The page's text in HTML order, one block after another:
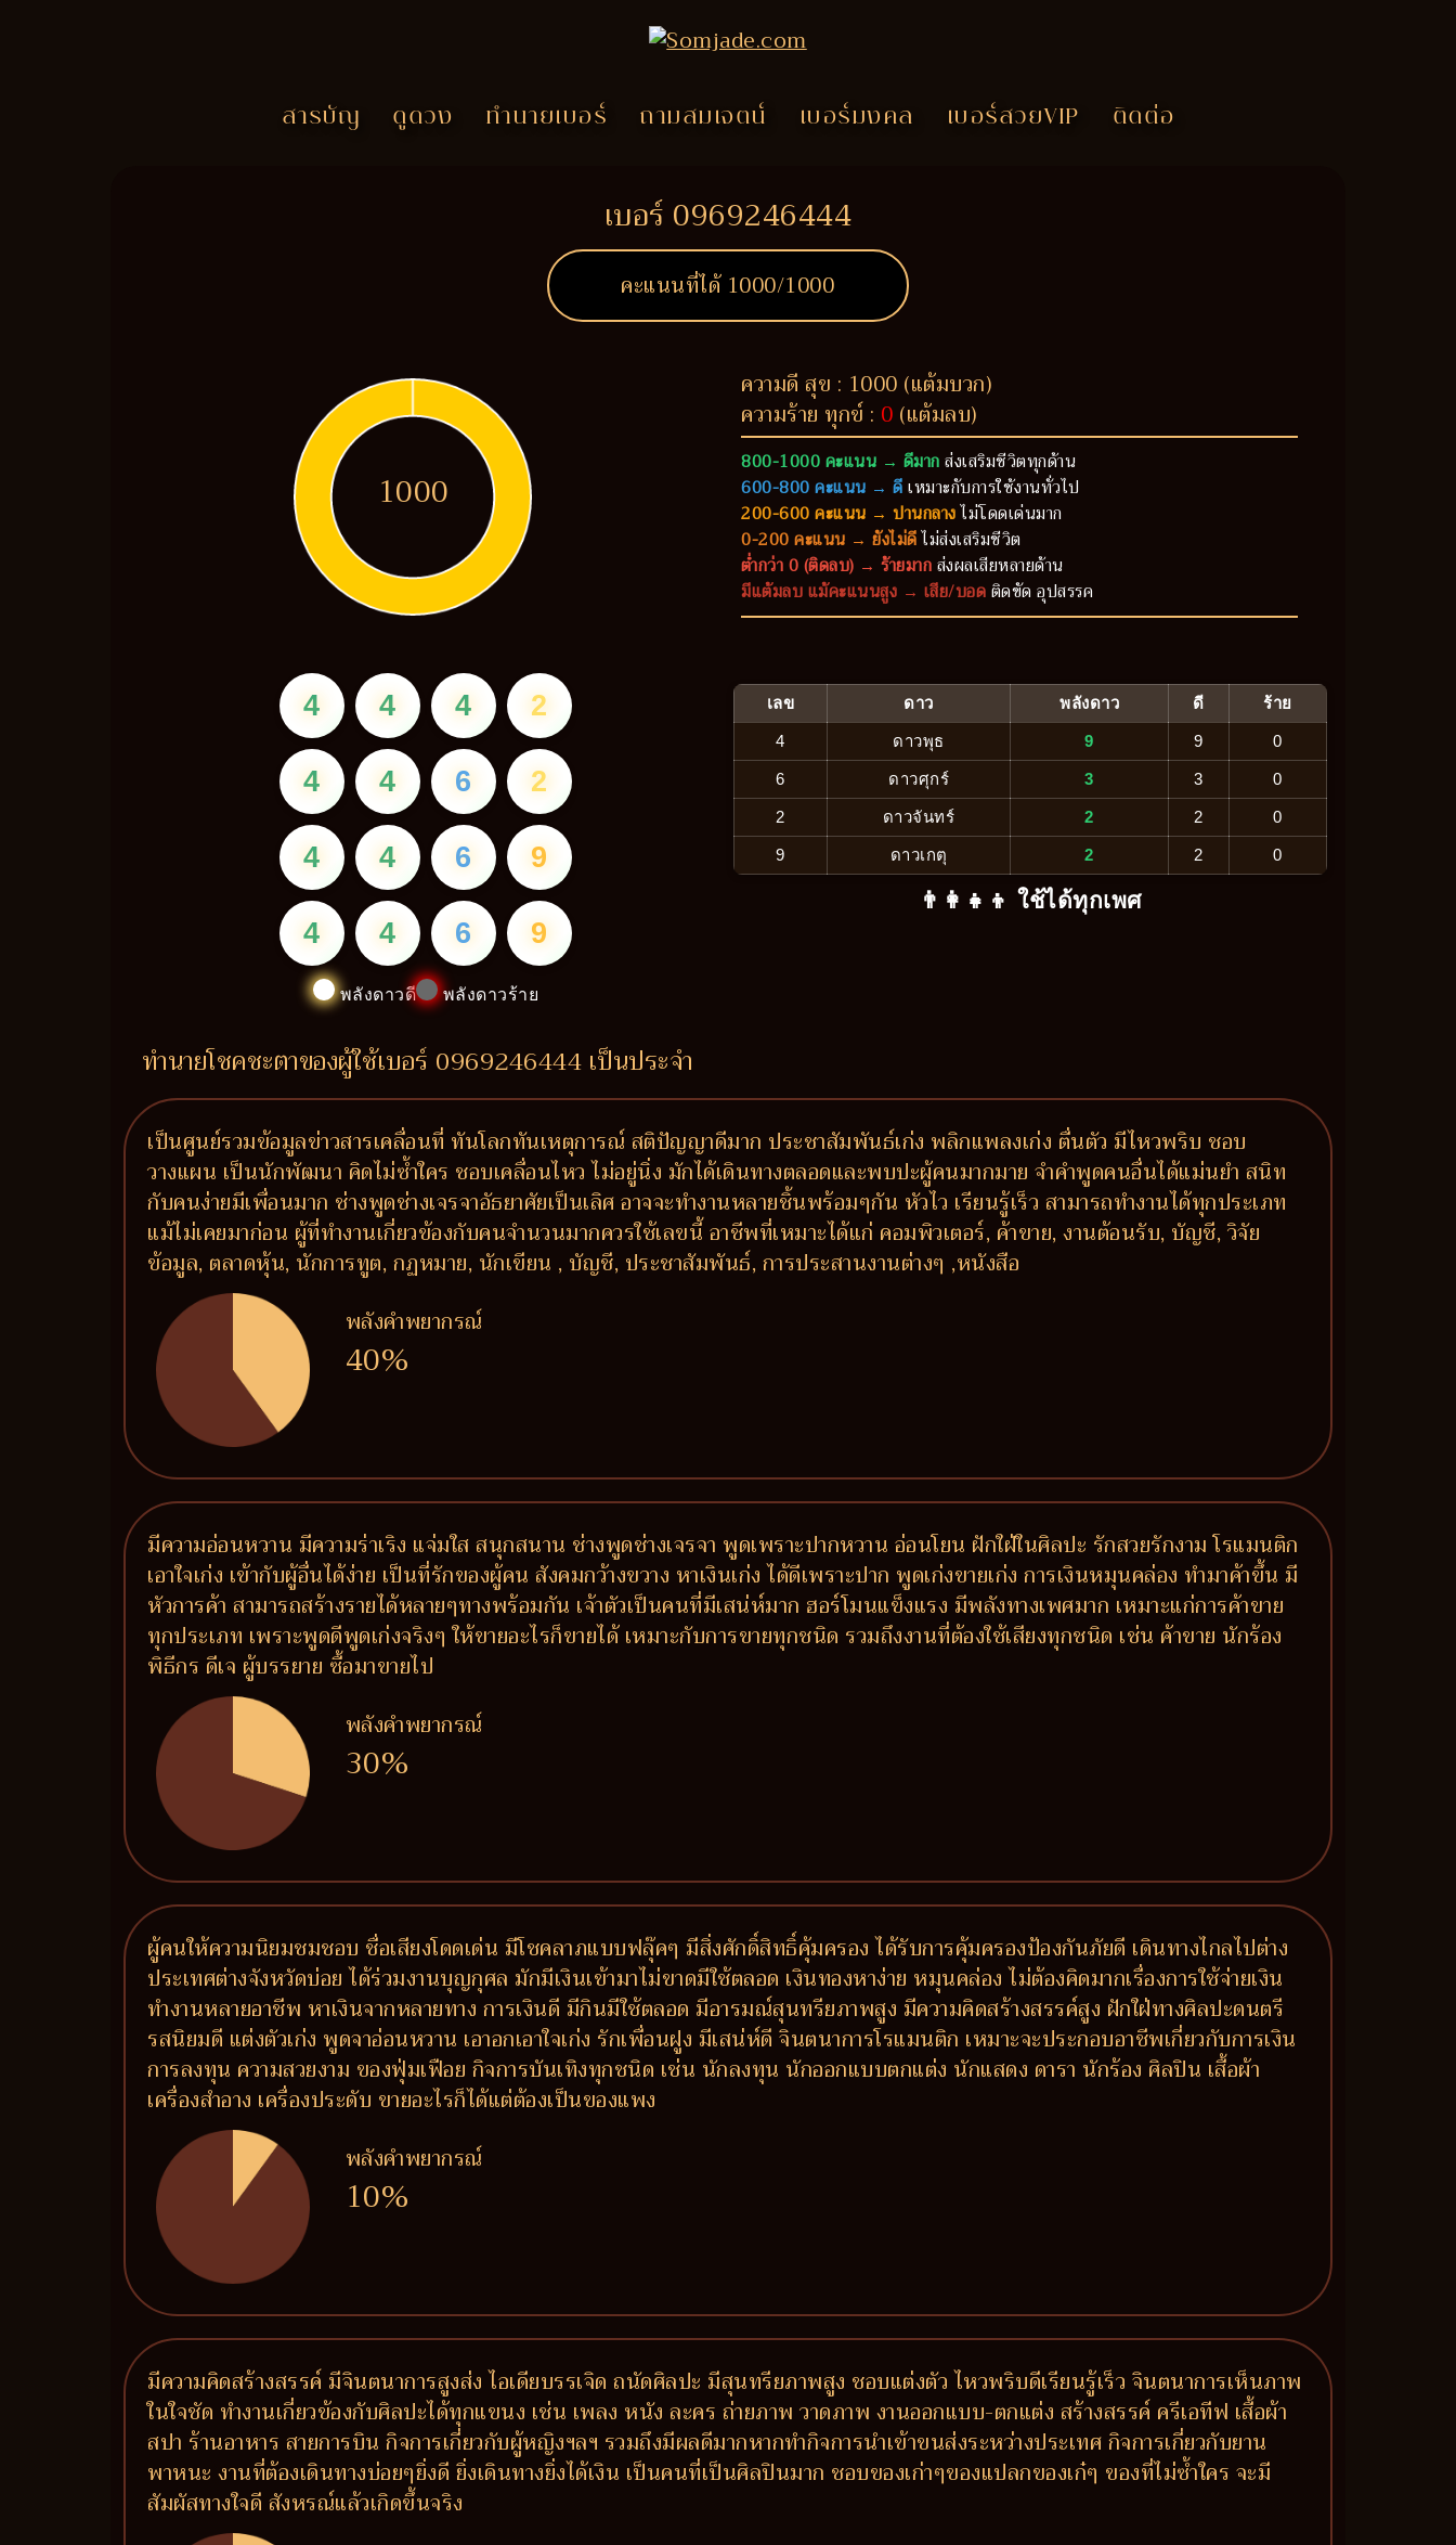
สารบัญ ดูดวง ทำนายเบอร์ ถามสมเจตน์ เบอร์มงคล เบอร์สวยVIP ติดต่อ
เบอร์ 0969246444
คะแนนที่ได้ 1000/1000
1000
ความดี สุข : 1000 (แต้มบวก)
ความร้าย ทุกข์ : 0 (แต้มลบ)
800-1000 คะแนน → ดีมากส่งเสริมชีวิตทุกด้าน
600-800 คะแนน → ดีเหมาะกับการใช้งานทั่วไป
200-600 คะแนน → ปานกลางไม่โดดเด่นมาก
0-200 คะแนน → ยังไม่ดีไม่ส่งเสริมชีวิต
ต่ำกว่า 0 (ติดลบ) → ร้ายมากส่งผลเสียหลายด้าน
มีแต้มลบ แม้คะแนนสูง → เสีย/บอดติดขัด อุปสรรค
4 4 4 2
4 4 6 2
4 4 6 9
4 4 6 9
พลังดาวดี พลังดาวร้าย
เลข ดาว พลังดาว ดี ร้าย
4 ดาวพุธ 9 9 0
6 ดาวศุกร์ 3 3 0
2 ดาวจันทร์ 2 2 0
9 ดาวเกตุ 2 2 0
👨‍👩‍👧‍👦 ใช้ได้ทุกเพศ
ทำนายโชคชะตาของผู้ใช้เบอร์ 0969246444 เป็นประจำ
เป็นศูนย์รวมข้อมูลข่าวสารเคลื่อนที่ ทันโลกทันเหตุการณ์ สติปัญญาดีมาก ประชาสัมพันธ์เก่ง พลิกแพลงเก่ง ตื่นตัว มีไหวพริบ ชอบ
วางแผน เป็นนักพัฒนา คิดไม่ซ้ำใคร ชอบเคลื่อนไหว ไม่อยู่นิ่ง มักได้เดินทางตลอดและพบปะผู้คนมากมาย จำคำพูดคนอื่นได้แม่นยำ สนิท
กับคนง่ายมีเพื่อนมาก ช่างพูดช่างเจรจาอัธยาศัยเป็นเลิศ อาจจะทำงานหลายชิ้นพร้อมๆกัน หัวไว เรียนรู้เร็ว สามารถทำงานได้ทุกประเภท
แม้ไม่เคยมาก่อน ผู้ที่ทำงานเกี่ยวข้องกับคนจำนวนมากควรใช้เลขนี้ อาชีพที่เหมาะได้แก่ คอมพิวเตอร์, ค้าขาย, งานต้อนรับ, บัญชี, วิจัย
ข้อมูล, ตลาดหุ้น, นักการทูต, กฏหมาย, นักเขียน , บัญชี, ประชาสัมพันธ์, การประสานงานต่างๆ ,หนังสือ
พลังคำพยากรณ์
40%
มีความอ่อนหวาน มีความร่าเริง แจ่มใส สนุกสนาน ช่างพูดช่างเจรจา พูดเพราะปากหวาน อ่อนโยน ฝักใฝ่ในศิลปะ รักสวยรักงาม โรแมนติก
เอาใจเก่ง เข้ากับผู้อื่นได้ง่าย เป็นที่รักของผู้คน สังคมกว้างขวาง หาเงินเก่ง ได้ดีเพราะปาก พูดเก่งขายเก่ง การเงินหมุนคล่อง ทำมาค้าขึ้น มี
หัวการค้า สามารถสร้างรายได้หลายๆทางพร้อมกัน เจ้าตัวเป็นคนที่มีเสน่ห์มาก ฮอร์โมนแข็งแรง มีพลังทางเพศมาก เหมาะแก่การค้าขาย
ทุกประเภท เพราะพูดดีพูดเก่งจริงๆ ให้ขายอะไรก็ขายได้ เหมาะกับการขายทุกชนิด รวมถึงงานที่ต้องใช้เสียงทุกชนิด เช่น ค้าขาย นักร้อง
พิธีกร ดีเจ ผู้บรรยาย ซื้อมาขายไป
พลังคำพยากรณ์
30%
ผู้คนให้ความนิยมชมชอบ ชื่อเสียงโดดเด่น มีโชคลาภแบบฟลุ๊คๆ มีสิ่งศักดิ์สิทธิ์คุ้มครอง ได้รับการคุ้มครองป้องกันภัยดี เดินทางไกลไปต่าง
ประเทศต่างจังหวัดบ่อย ได้ร่วมงานบุญกุศล มักมีเงินเข้ามาไม่ขาดมีใช้ตลอด เงินทองหาง่าย หมุนคล่อง ไม่ต้องคิดมากเรื่องการใช้จ่ายเงิน
ทำงานหลายอาชีพ หาเงินจากหลายทาง การเงินดี มีกินมีใช้ตลอด มีอารมณ์สุนทรียภาพสูง มีความคิดสร้างสรรค์สูง ฝักใฝ่ทางศิลปะดนตรี
รสนิยมดี แต่งตัวเก่ง พูดจาอ่อนหวาน เอาอกเอาใจเก่ง รักเพื่อนฝูง มีเสน่ห์ดี จินตนาการโรแมนติก เหมาะจะประกอบอาชีพเกี่ยวกับการเงิน
การลงทุน ความสวยงาม ของฟุ่มเฟือย กิจการบันเทิงทุกชนิด เช่น นักลงทุน นักออกแบบตกแต่ง นักแสดง ดารา นักร้อง ศิลปิน เสื้อผ้า
เครื่องสำอาง เครื่องประดับ ขายอะไรก็ได้แต่ต้องเป็นของแพง
พลังคำพยากรณ์
10%
มีความคิดสร้างสรรค์ มีจินตนาการสูงส่ง ไอเดียบรรเจิด ถนัดศิลปะ มีสุนทรียภาพสูง ชอบแต่งตัว ไหวพริบดีเรียนรู้เร็ว จินตนาการเห็นภาพ
ในใจชัด ทำงานเกี่ยวข้องกับศิลปะได้ทุกแขนง เช่น เพลง หนัง ละคร ถ่ายภาพ วาดภาพ งานออกแบบ-ตกแต่ง สร้างสรรค์ ครีเอทีฟ เสื้อผ้า
สปา ร้านอาหาร สายการบิน กิจการเกี่ยวกับผู้หญิงฯลฯ รวมถึงมีผลดีมากหากทำกิจการนำเข้าขนส่งระหว่างประเทศ กิจการเกี่ยวกับยาน
พาหนะ งานที่ต้องเดินทางบ่อยๆยิ่งดี ยิ่งเดินทางยิ่งได้เงิน เป็นคนที่เป็นศิลปินมาก ชอบของเก่าๆของแปลกของเก๋ๆ ของที่ไม่ซ้ำใคร จะมี
สัมผัสทางใจดี สังหรณ์แล้วเกิดขึ้นจริง